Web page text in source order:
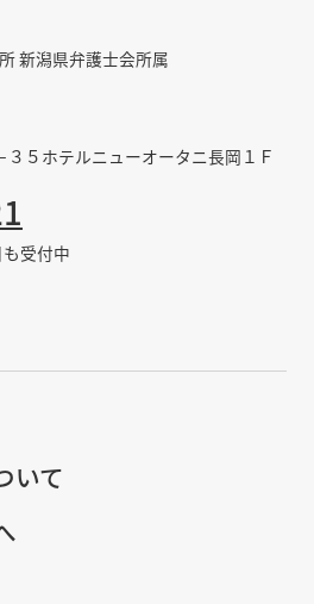
新潟県弁護士会所属
５ホテルニューオータニ長岡１Ｆ
受付中
いて